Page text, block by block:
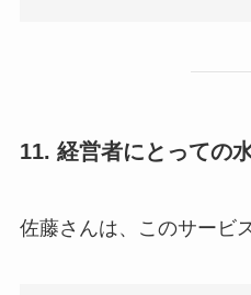
11. 経営者にとっての
佐藤さんは、このサービ